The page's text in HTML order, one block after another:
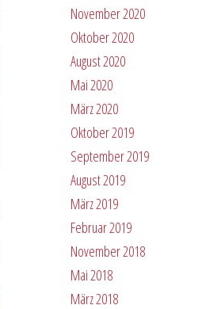
November 2020
Oktober 2020
August 2020
Mai 2020
März 2020
Oktober 2019
September 2019
August 2019
März 2019
Februar 2019
November 2018
Mai 2018
März 2018